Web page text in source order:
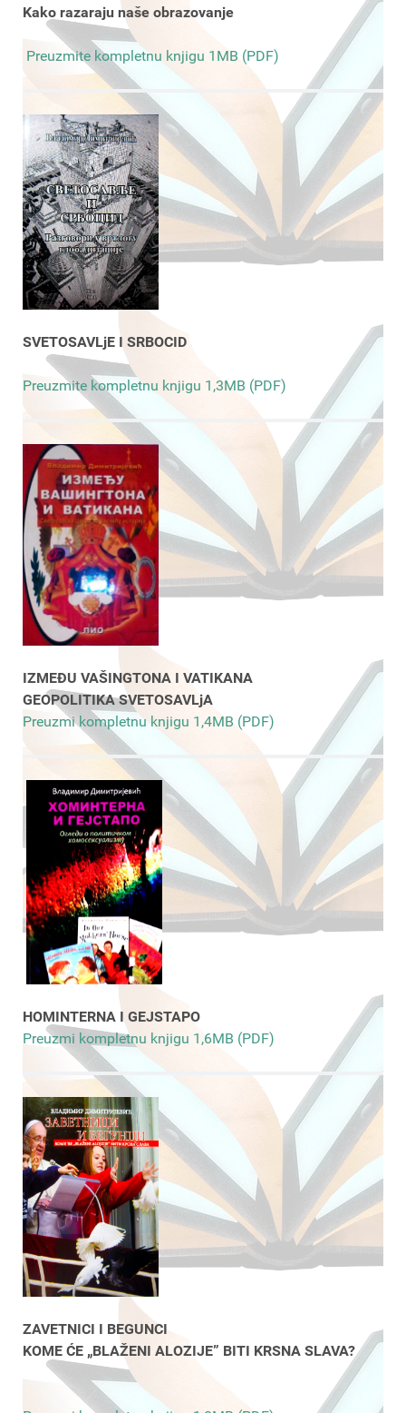
Kako razaraju naše obrazovanje
Preuzmite kompletnu knjigu 1MB (PDF)
SVETOSAVLjE I SRBOCID
Preuzmite kompletnu knjigu 1,3MB (PDF)
IZMEĐU VAŠINGTONA I VATIKANA
GEOPOLITIKA SVETOSAVLjA
Preuzmi kompletnu knjigu 1,4MB (PDF)
HOMINTERNA I GEJSTAPO
Preuzmi kompletnu knjigu 1,6MB (PDF)
ZAVETNICI I BEGUNCI
KOME ĆE „BLAŽENI ALOZIJE” BITI KRSNA SLAVA?